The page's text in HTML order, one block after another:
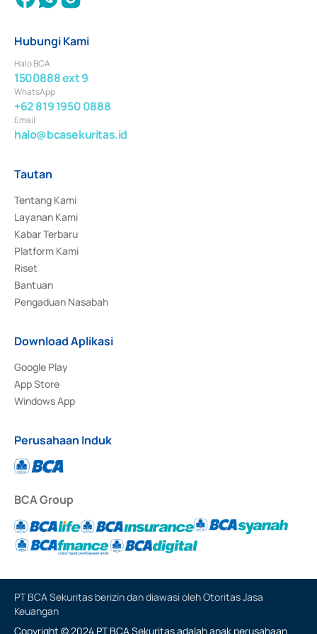
Hubungi Kami
Halo BCA
1500888 ext 9
WhatsApp
+62 819 1950 0888
Email
halo@bcasekuritas.id
Tautan
Tentang Kami
Layanan Kami
Kabar Terbaru
Platform Kami
Riset
Bantuan
Pengaduan Nasabah
Download Aplikasi
Google Play
App Store
Windows App
Perusahaan Induk
BCA Group
PT BCA Sekuritas berizin dan diawasi oleh Otoritas Jasa
Keuangan
Copyright © 2024 PT BCA Sekuritas adalah anak perusahaan